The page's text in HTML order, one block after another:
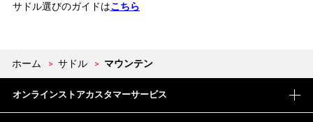
サドル選びのガイドはこちら
ホーム > サドル > マウンテン
オンラインストアカスタマーサービス